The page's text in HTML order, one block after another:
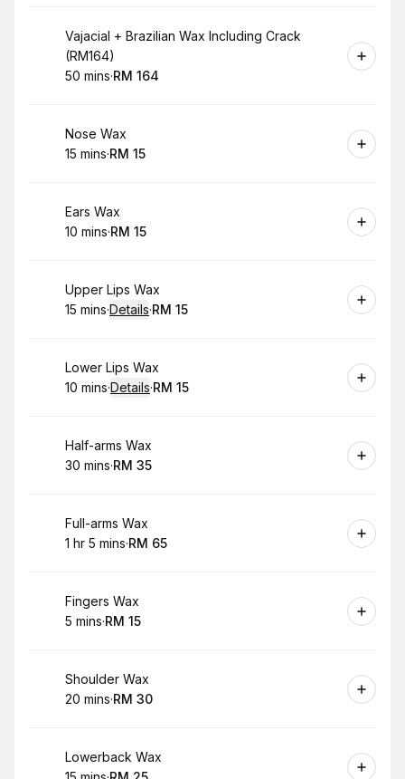
Book
Vajacial + Brazilian Wax Including Crack
(RM164)
.Duration
50 mins·
.Price:
RM 164
Book
Nose Wax
.Duration
15 mins·
.Price
RM 15
Book
Ears Wax
.Duration
10 mins·
.Price
RM 15
Book
Upper Lips Wax
.Duration:
15 mins·Details·
.Price
RM 15
Book
Lower Lips Wax
.Duration:
10 mins·Details·
.Price
RM 15
Book
Half-arms Wax
.Duration
30 mins·
.Price
RM 35
Book
Full-arms Wax
. Duration:
1 hr 5 mins·
.Price
RM 65
Book
Fingers Wax
. Duration:
5 mins·
.Price
RM 15
Book
Shoulder Wax
.Duration
20 mins·
.Price
RM 30
Book
Lowerback Wax